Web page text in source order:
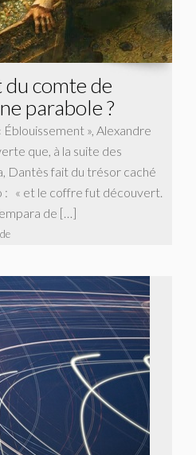
du comte de
parabole ?
», Alexandre
que, à la suite des
Dantès fait du trésor caché
: « et le coffre fut découvert.
de […]